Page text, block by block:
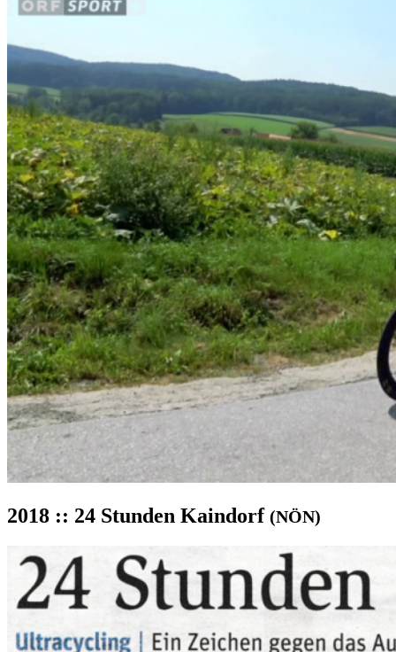
2018 :: 24 Stunden Kaindorf (NÖN)